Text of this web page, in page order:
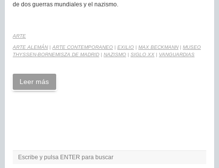
de dos guerras mundiales y el nazismo.
ARTE
ARTE ALEMÁN ARTE CONTEMPORANEO EXILIO MAX BECKMANN
MUSEO
THYSSEN-BORNEMISZA DE MADRID
NAZISMO SIGLO XX VANGUARDIAS
Leer más